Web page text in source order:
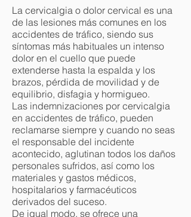
La cervicalgia o dolor cervical es una
de las lesiones más comunes en los
accidentes de tráfico, siendo sus
síntomas más habituales un intenso
dolor en el cuello que puede
extenderse hasta la espalda y los
brazos, pérdida de movilidad y de
equilibrio, disfagia y hormigueo.
Las indemnizaciones por cervicalgia
en accidentes de tráfico, pueden
reclamarse siempre y cuando no seas
el responsable del incidente
acontecido, aglutinan todos los daños
personales sufridos, así como los
materiales y gastos médicos,
hospitalarios y farmacéuticos
derivados del suceso.
De igual modo, se ofrece una